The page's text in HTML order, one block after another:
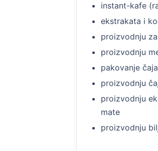
instant-kafe
ekstrakata i
proizvodnju
proizvodnju
pakovanje
proizvodnju
proizvodnju
mate
proizvodnju